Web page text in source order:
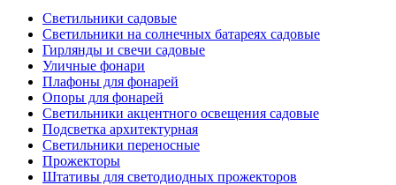
Светильники садовые
Светильники на солнечных батареях садовые
Гирлянды и свечи садовые
Уличные фонари
Плафоны для фонарей
Опоры для фонарей
Светильники акцентного освещения садовые
Подсветка архитектурная
Светильники переносные
Прожекторы
Штативы для светодиодных прожекторов